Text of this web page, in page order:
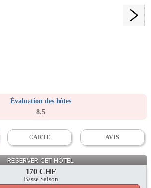
Évaluation des hôtes
8.5
CARTE AVIS
RÉSERVER CET HÔTEL
170 CHF
Basse Saison